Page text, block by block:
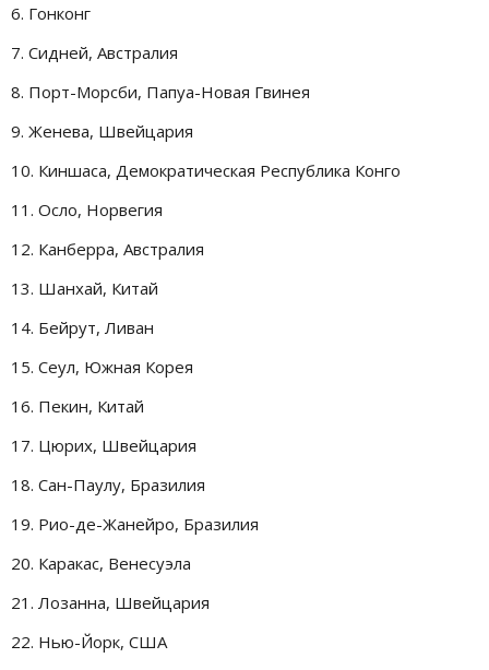
6. Гонконг
7. Сидней, Австралия
8. Порт-Морсби, Папуа-Новая Гвинея
9. Женева, Швейцария
10. Киншаса, Демократическая Республика Конго
11. Осло, Норвегия
12. Канберра, Австралия
13. Шанхай, Китай
14. Бейрут, Ливан
15. Сеул, Южная Корея
16. Пекин, Китай
17. Цюрих, Швейцария
18. Сан-Паулу, Бразилия
19. Рио-де-Жанейро, Бразилия
20. Каракас, Венесуэла
21. Лозанна, Швейцария
22. Нью-Йорк, США